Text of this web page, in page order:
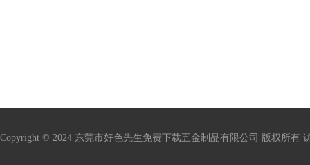
Copyright © 2024 东莞市好色先生免费下载五金制品有限公司 版权所有 访问